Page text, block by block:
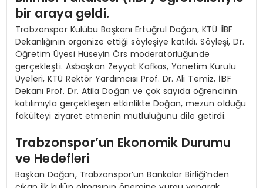
bir araya geldi.
Trabzonspor Kulübü Başkanı Ertuğrul Doğan, KTÜ İİBF
Dekanlığının organize ettiği söyleşiye katıldı. Söyleşi, Dr.
Öğretim Üyesi Hüseyin Örs moderatörlüğünde
gerçekleşti. Asbaşkan Zeyyat Kafkas, Yönetim Kurulu
Üyeleri, KTÜ Rektör Yardımcısı Prof. Dr. Ali Temiz, İİBF
Dekanı Prof. Dr. Atila Doğan ve çok sayıda öğrencinin
katılımıyla gerçekleşen etkinlikte Doğan, mezun olduğu
fakülteyi ziyaret etmenin mutluluğunu dile getirdi.
Trabzonspor’un Ekonomik Durumu
ve Hedefleri
Başkan Doğan, Trabzonspor’un Bankalar Birliği’nden